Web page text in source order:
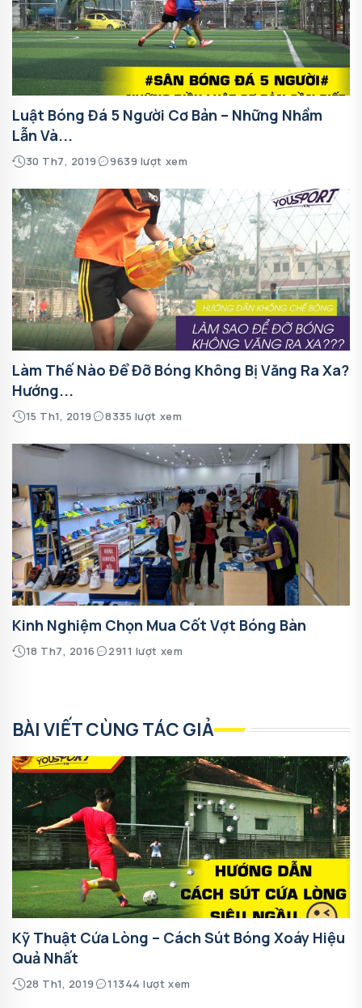
Luật Bóng Đá 5 Người Cơ Bản – Những Nhầm
Lẫn Và...
30 Th7, 2019 9639 lượt xem
Làm Thế Nào Để Đỡ Bóng Không Bị Văng Ra Xa?
Hướng...
15 Th1, 2019 8335 lượt xem
Kinh Nghiệm Chọn Mua Cốt Vợt Bóng Bàn
18 Th7, 2016 2911 lượt xem
BÀI VIẾT CÙNG TÁC GIẢ
Kỹ Thuật Cứa Lòng – Cách Sút Bóng Xoáy Hiệu
Quả Nhất
28 Th1, 2019 11344 lượt xem